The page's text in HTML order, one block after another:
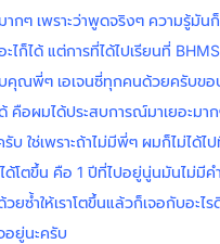
กๆ เพราะว่าพูดจริงๆ ความรู้มัน
ะไก็ได้ แต่การที่ได้ไปเรียนที่
คุณพี่ๆ เอเจนซี่ทุกคนด้วยครับข
คือผมได้ประสบการณ์มาเยอะมา
ใช่เพราะถ้าไม่มีพี่ๆ ผมก็ไม่ได้ไ
ด้โตขึ้น คือ 1 ปีที่ไปอยู่นู่นมันไม่มีค
วยซ้ำให้เราโตขึ้นแล้วก็เจอกับอะไ
อยู่นะครับ